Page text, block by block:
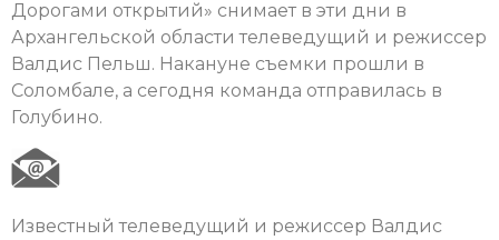
Дорогами открытий» снимает в эти дни в
Архангельской области телеведущий и режиссер
Валдис Пельш. Накануне съемки прошли в
Соломбале, а сегодня команда отправилась в
Голубино.
Известный телеведущий и режиссер Валдис